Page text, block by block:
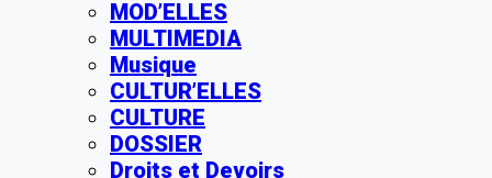
MOD’ELLES
MULTIMEDIA
Musique
CULTUR’ELLES
CULTURE
DOSSIER
Droits et Devoirs